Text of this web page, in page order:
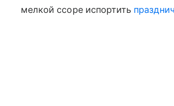
мелкой ссоре испортить